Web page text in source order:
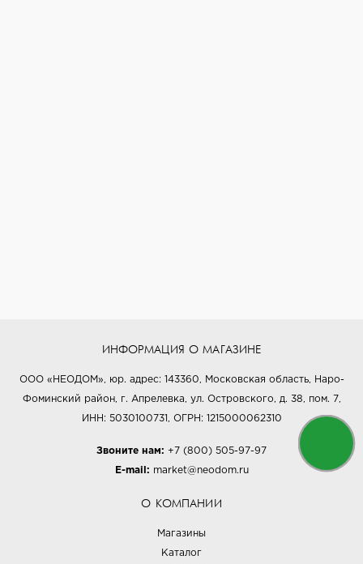
ИНФОРМАЦИЯ О МАГАЗИНЕ
ООО «НЕОДОМ», юр. адрес: 143360, Московская область, Наро-
Фоминский район, г. Апрелевка, ул. Островского, д. 38, пом. 7,
ИНН: 5030100731, ОГРН: 1215000062310
Звоните нам: +7 (800) 505-97-97
E-mail: market@neodom.ru
О КОМПАНИИ
Магазины
Каталог